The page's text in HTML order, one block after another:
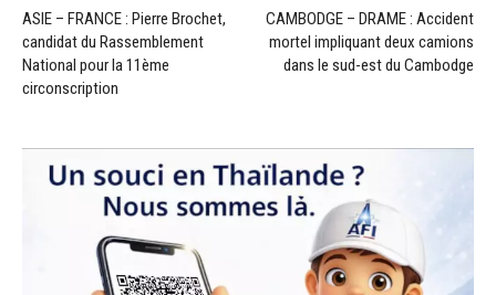
ASIE – FRANCE : Pierre Brochet,
candidat du Rassemblement
National pour la 11ème
circonscription
CAMBODGE – DRAME : Accident
mortel impliquant deux camions
dans le sud-est du Cambodge